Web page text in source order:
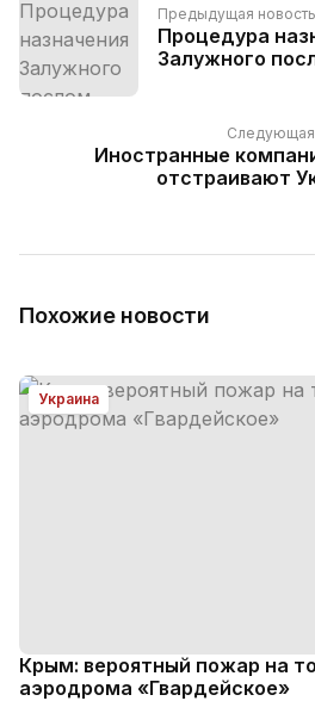
Предыдущая новость
Процедура
Залужного
Следующая
Иностранные
отстраивают
Похожие новости
Украина
Крым: вероятный пожар на
аэродрома «Гвардейское»